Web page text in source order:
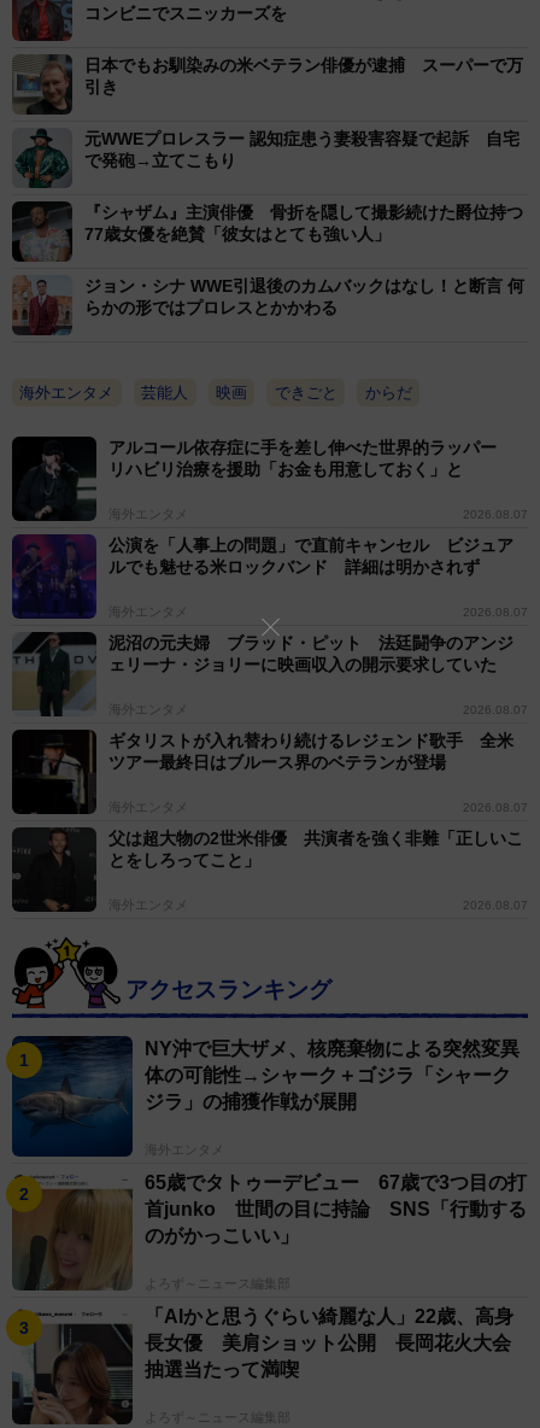
コンビニでスニッカーズを
日本でもお馴染みの米ベテラン俳優が逮捕 スーパーで万
引き
元WWEプロレスラー 認知症患う妻殺害容疑で起訴 自宅
で発砲→立てこもり
『シャザム』主演俳優 骨折を隠して撮影続けた爵位持つ
77歳女優を絶賛「彼女はとても強い人」
ジョン・シナ WWE引退後のカムバックはなし！と断言 何
らかの形ではプロレスとかかわる
海外エンタメ 芸能人 映画 できごと からだ
アルコール依存症に手を差し伸べた世界的ラッパー
リハビリ治療を援助「お金も用意しておく」と
海外エンタメ 2026.08.07
公演を「人事上の問題」で直前キャンセル ビジュア
ルでも魅せる米ロックバンド 詳細は明かされず
海外エンタメ 2026.08.07
泥沼の元夫婦 ブラッド・ピット 法廷闘争のアンジ
ェリーナ・ジョリーに映画収入の開示要求していた
海外エンタメ 2026.08.07
ギタリストが入れ替わり続けるレジェンド歌手 全米
ツアー最終日はブルース界のベテランが登場
海外エンタメ 2026.08.07
父は超大物の2世米俳優 共演者を強く非難「正しいこ
とをしろってこと」
海外エンタメ 2026.08.07
アクセスランキング
NY沖で巨大ザメ、核廃棄物による突然変異
体の可能性→シャーク＋ゴジラ「シャーク
ジラ」の捕獲作戦が展開
海外エンタメ
65歳でタトゥーデビュー 67歳で3つ目の打
首junko 世間の目に持論 SNS「行動する
のがかっこいい」
よろず～ニュース編集部
「AIかと思うぐらい綺麗な人」22歳、高身
長女優 美肩ショット公開 長岡花火大会
抽選当たって満喫
よろず～ニュース編集部